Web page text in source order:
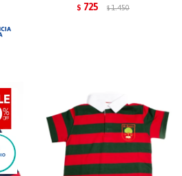
$ 725 $ 1.450